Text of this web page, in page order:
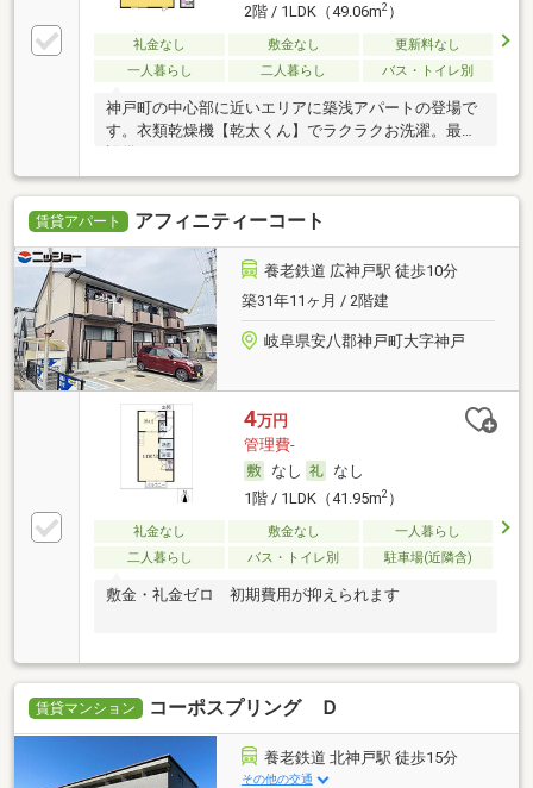
2階 / 1LDK（49.06m2）
礼金なし 敷金なし
更新料なし
一人暮らし
二人暮らし バス・トイレ別
神戸町の中心部に近いエリアに築浅アパートの登場で
す。衣類乾燥機【乾太くん】でラクラクお洗濯。最新
賃貸アパート アフィニティーコート
養老鉄道 広神戸駅 徒歩10分
築31年11ヶ月 / 2階建
岐阜県安八郡神戸町大字神戸
4万円
管理費-
なし
なし
1階 / 1LDK（41.95m2）
礼金なし 敷金なし
一人暮らし
二人暮らし
バス・トイレ別 駐車場(近隣含)
敷金・礼金ゼロ 初期費用が抑えられます
賃貸マンション コーポスプリング Ｄ
養老鉄道 北神戸駅 徒歩15分
その他の交通